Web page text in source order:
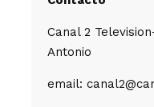
Canal 2
Antonio
email: